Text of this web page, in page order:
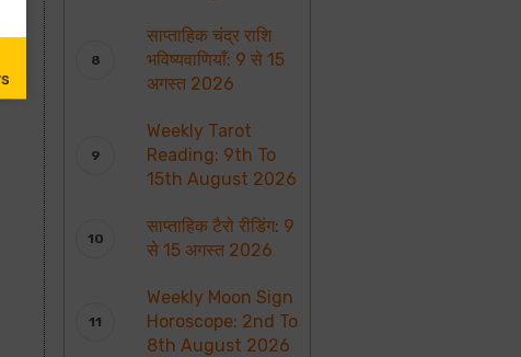
साप्ताहिक चंद्र राशि
भविष्यवाणियाँ: 9 से 15
अगस्त 2026
Weekly Tarot
Reading: 9th To
15th August 2026
साप्ताहिक टैरो रीडिंग: 9
से 15 अगस्त 2026
Weekly Moon Sign
Horoscope: 2nd To
8th August 2026